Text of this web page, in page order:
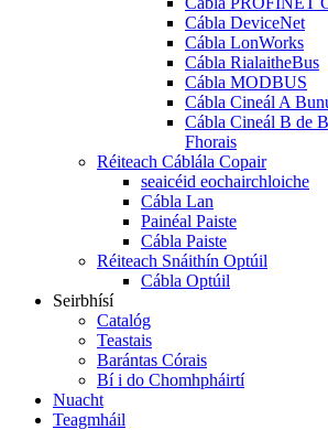
Cábla DeviceNet
Cábla LonWorks
Cábla RialaitheBus
Cábla MODBUS
Cábla Cineál A
Cábla Cineál B de
Fhorais
Réiteach Cáblála Copair
seaicéid eochairchloiche
Cábla Lan
Painéal Paiste
Cábla Paiste
Réiteach Snáithín Optúil
Cábla Optúil
Seirbhísí
Catalóg
Teastais
Barántas Córais
Bí i do Chomhpháirtí
Nuacht
Teagmháil